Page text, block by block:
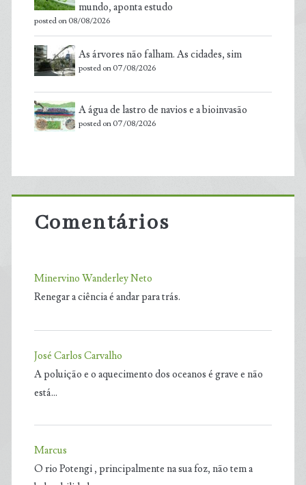
mundo, aponta estudo
posted on 08/08/2026
As árvores não falham. As cidades, sim
posted on 07/08/2026
A água de lastro de navios e a bioinvasão
posted on 07/08/2026
Comentários
Minervino Wanderley Neto
Renegar a ciência é andar para trás.
José Carlos Carvalho
A poluição e o aquecimento dos oceanos é grave e não
está…
Marcus
O rio Potengi , principalmente na sua foz, não tem a